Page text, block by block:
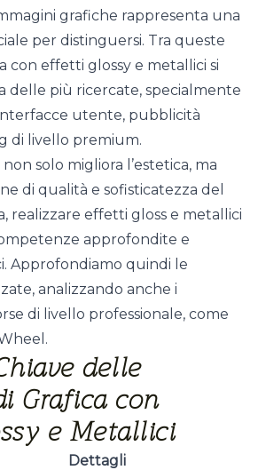
grafiche rappresenta una
per distinguersi. Tra queste
con effetti glossy e metallici si
delle più ricercate, specialmente
utente, pubblicità
di livello premium.
solo migliora l’estetica, ma
di qualità e sofisticatezza del
realizzare effetti gloss e metallici
approfondite e
Approfondiamo quindi le
analizzando anche i
di livello professionale, come
.
delle
Grafica con
e Metallici
Dettagli